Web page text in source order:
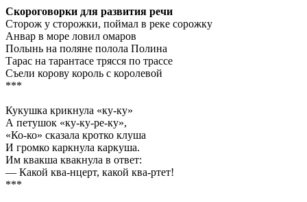
Скороговорки для развития речи
Сторож у сторожки, поймал в реке сорожку
Анвар в море ловил омаров
Полынь на поляне полола Полина
Тарас на тарантасе трясся по трассе
Съели корову король с королевой
***
Кукушка крикнула «ку-ку»
А петушок «ку-ку-ре-ку»,
«Ко-ко» сказала кротко клуша
И громко каркнула каркуша.
Им квакша квакнула в ответ:
— Какой ква-нцерт, какой ква-ртет!
***